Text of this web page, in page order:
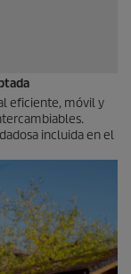
eficiente, móvil y
incluida en el